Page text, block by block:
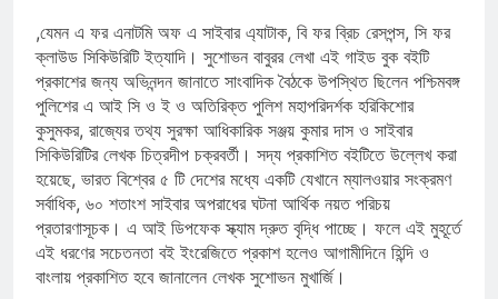
,যেমন এ ফর এনাটমি অফ এ সাইবার এ্যাটাক, বি ফর ব্রিচ রেসপন্স, সি ফর
ক্লাউড সিকিউরিটি ইত্যাদি। সুশোভন বাবুরর লেখা এই গাইড বুক বইটি
প্রকাশের জন্য অভিনন্দন জানাতে সাংবাদিক বৈঠকে উপস্থিত ছিলেন পশ্চিমবঙ্গ
পুলিশের এ আই সি ও ই ও অতিরিক্ত পুলিশ মহাপরিদর্শক হরিকিশোর
কুসুমকর, রাজ্যের তথ্য সুরক্ষা আধিকারিক সঞ্জয় কুমার দাস ও সাইবার
সিকিউরিটির লেখক চিত্রদীপ চক্রবর্তী। সদ্য প্রকাশিত বইটিতে উল্লেখ করা
হয়েছে, ভারত বিশ্বের ৫ টি দেশের মধ্যে একটি যেখানে ম্যালওয়ার সংক্রমণ
সর্বাধিক, ৬০ শতাংশ সাইবার অপরাধের ঘটনা আর্থিক নয়ত পরিচয়
প্রতারণাসূচক। এ আই ডিপফেক স্ক্যাম দ্রুত বৃদ্ধি পাচ্ছে। ফলে এই মুহূর্তে
এই ধরণের সচেতনতা বই ইংরেজিতে প্রকাশ হলেও আগামীদিনে হিন্দি ও
বাংলায় প্রকাশিত হবে জানালেন লেখক সুশোভন মুখার্জি।